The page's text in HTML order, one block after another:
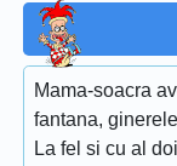
Mama-soacra
fantana,
La fel si cu al